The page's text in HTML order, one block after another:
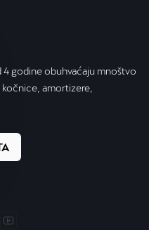
4 godine obuhvaćaju mnoštvo
kočnice, amortizere,